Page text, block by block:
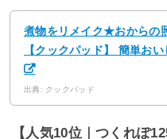
煮物をリメイク★おからの
【クックパッド】 簡単お
出典: クックパッド
【人気10位｜つくれぽ